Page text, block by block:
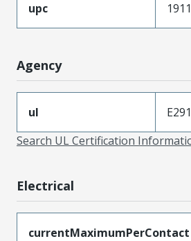
upc
Agency
ul
Search UL Certification
Electrical
currentMaximumPerContact